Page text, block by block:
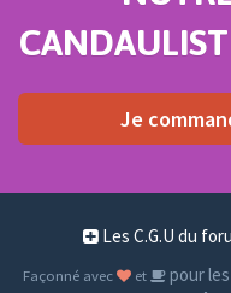
Je
Les C.G.U du
Façonné avec et
pour